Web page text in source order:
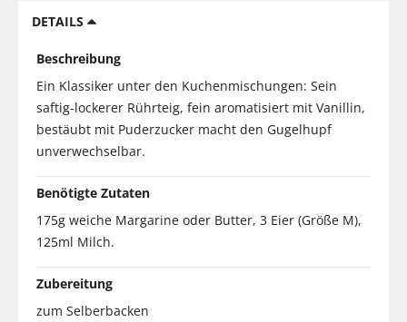
DETAILS
Beschreibung
Ein Klassiker unter den Kuchenmischungen: Sein
saftig-lockerer Rührteig, fein aromatisiert mit Vanillin,
bestäubt mit Puderzucker macht den Gugelhupf
unverwechselbar.
Benötigte Zutaten
175g weiche Margarine oder Butter, 3 Eier (Größe M),
125ml Milch.
Zubereitung
zum Selberbacken